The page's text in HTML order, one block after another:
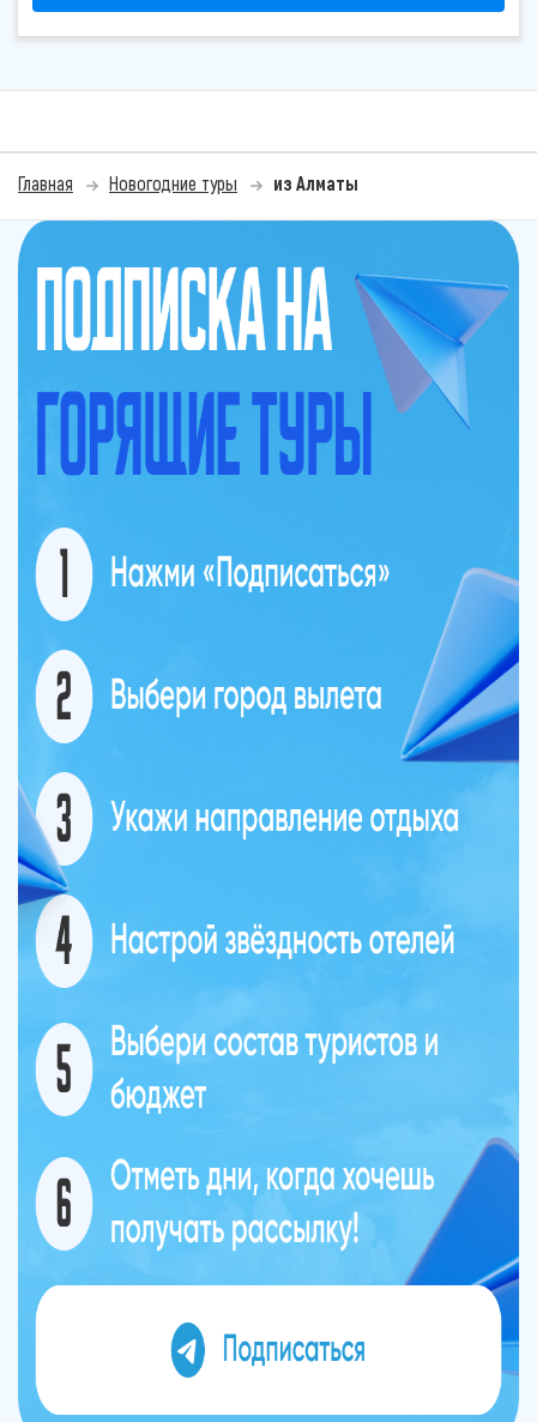
Главная Новогодние туры из Алматы